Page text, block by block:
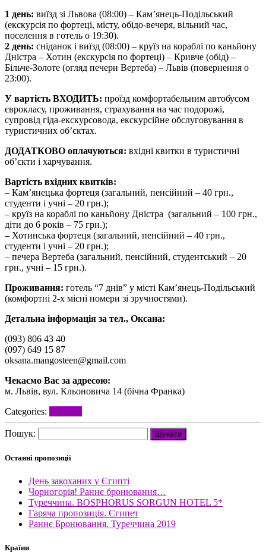
1 день: виїзд зі Львова (08:00) – Кам’янець-Подільський
(екскурсія по фортеці, місту, обідо-вечеря, вільний час,
поселення в готель о 19:30).
2 день: сніданок і виїзд (08:00) – круїз на кораблі по каньйону
Дністра – Хотин (екскурсія по фортеці) – Кривче (обід) –
Більче-Золоте (огляд печери Вертеба) – Львів (повернення о
23:00).
У вартість ВХОДИТЬ: проїзд комфортабельним автобусом
єврокласу, проживання, страхування на час подорожі,
супровід гіда-екскурсовода, екскурсійне обслуговування в
туристичних об’єктах.
ДОДАТКОВО оплачуються: вхідні квитки в туристичні
об’єкти і харчування.
Вартість вхідних квитків:
– Кам’янецька фортеця (загальний, пенсійний – 40 грн.,
студенти і учні – 20 грн.);
– круїз на кораблі по каньйону Дністра (загальний – 100 грн.,
діти до 6 років – 75 грн.);
– Хотинська фортеця (загальний, пенсійний – 40 грн.,
студенти і учні – 20 грн.);
– печера Вертеба (загальний, пенсійний, студентський – 20
грн., учні – 15 грн.).
Проживання: готель “7 днів” у місті Кам’янець-Подільський
(комфортні 2-х місні номери зі зручностями).
Детальна інформація за тел., Оксана:
(093) 806 43 40
(097) 649 15 87
oksana.mangosteen@gmail.com
Чекаємо Вас за адресою:
м. Львів, вул. Кльоновича 14 (бічна Франка)
Categories:
Пошук:
Останні пропозиції
День закоханих у Єгипті
Чорногорія! Раннє бронювання…
Туреччина. BOSPHORUS SORGUN HOTEL 5*
Гаряча пропозиція. Єгипет
Раннє Бронювання. Туреччина 2019
Країни